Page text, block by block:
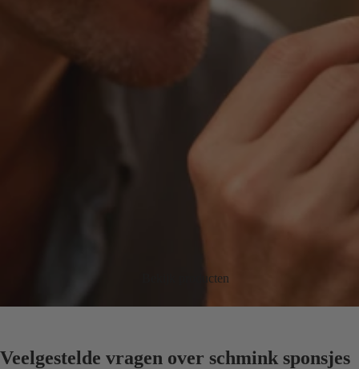
Bekijk producten
Veelgestelde vragen over schmink sponsjes